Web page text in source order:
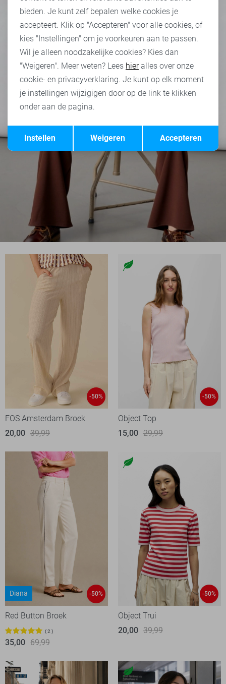
-50%
FOS Amsterdam Broek
20,00 39,99
-50%
Object Top
15,00 29,99
Diana -50%
Red Button Broek
2
35,00 69,99
-50%
Object Trui
20,00 39,99
Terug Opslaan
bieden. Je kunt zelf bepalen welke cookies je
accepteert. Klik op "Accepteren" voor alle cookies, of
kies "Instellingen" om je voorkeuren aan te passen.
Wil je alleen noodzakelijke cookies? Kies dan
"Weigeren". Meer weten? Lees hieralles over onze
cookie- en privacyverklaring. Je kunt op elk moment
je instellingen wijzigigen door op de link te klikken
onder aan de pagina.
Accepteren
Weigeren
Instellen